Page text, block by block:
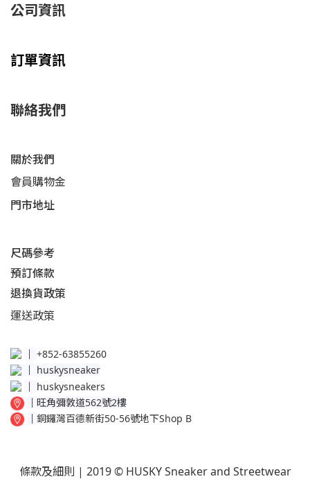
公司資訊
訂單資訊
聯絡我們
關於我們
會員購物金
門市地址
尺碼參考
預訂條款
退換貨政策​
運送政策​
│ +852-63855260
huskysneaker
│ huskysneakers
│ 旺角彌敦道562號2樓
│ 銅鑼灣百德新街50-56號地下Shop B
條款及細則 | 2019 © HUSKY Sneaker and Streetwear